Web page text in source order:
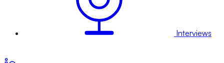
Interviews